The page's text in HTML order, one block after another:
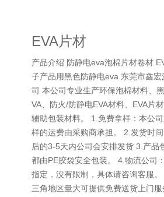
EVA片材
产品介绍 防静电eva泡棉片材卷材
子产品用黑色防静电eva 东莞市鑫
司 本公司专业生产环保泡棉材料、
VA、防火/防静电EVA材料、EVA片
辅助包装材料。 1.免费拿样：本公
样的运费由采购商承担。 2.发货时
后的3-5天内公司会安排发货 3.产品
都由PE胶袋安全包装。 4.物流公司
指定，没有限制，具体请咨询客服
三角地区量大可提供免费送货上门